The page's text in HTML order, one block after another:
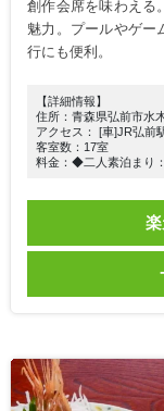
創作会席を味わえる
魅力。プールやゲー
行にも便利。
【詳細情報】
住所：青森県弘前市水
アクセス： [車]JR弘前
客室数：17室
料金：◆二人素泊まり